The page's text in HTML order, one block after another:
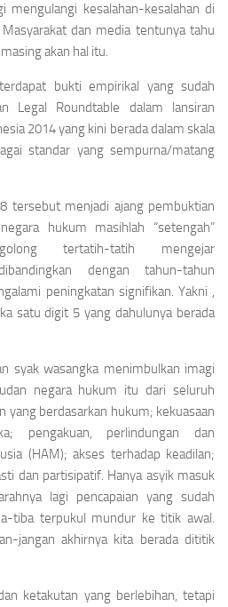
mengulangi kesalahan-kesalahan di
dan media tentunya tahu
akan hal itu.
bukti empirikal yang sudah
Legal Roundtable dalam lansiran
2014 yang kini berada dalam skala
standar yang sempurna/matang
tersebut menjadi ajang pembuktian
hukum masihlah “setengah”
tertatih-tatih mengejar
dengan tahun-tahun
peningkatan signifikan. Yakni ,
satu digit 5 yang dahulunya berada
syak wasangka menimbulkan imagi
negara hukum itu dari seluruh
yang berdasarkan hukum; kekuasaan
pengakuan, perlindungan dan
(HAM); akses terhadap keadilan;
dan partisipatif. Hanya asyik masuk
lagi pencapaian yang sudah
tiba terpukul mundur ke titik awal.
jangan akhirnya kita berada dititik
ketakutan yang berlebihan, tetapi